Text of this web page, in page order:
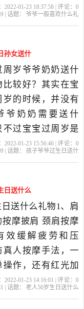
，但是一定有一份
，鞋子，保健品
，这样你爷爷是肯
欢的，而且也是比
礼物的。送爷爷
2022-01-23 18:37:58 | 评论： 0
| 话题：
爷爷一般喜欢什么礼
孙女送什
周岁爷爷奶奶送什
比较好？其实在宝
岁的时候，并没有
爷奶奶需要送什
不过宝宝过周岁是
开心的事情，如果
西。 在懒妈妈这
些爷爷奶奶比较阔
比较疼爱宝宝，在
的时候会大摆
2022-01-23 15:56:46 | 评论： 0
| 话题：
孩子爷爷过生日送什
日送什么
日送什么礼物1、肩
按摩披肩 颈肩按摩
效缓解疲劳和压
真人按摩手法，一
操作，还有红光加
功能，孝敬父母、
2022-01-23 14:16:01 | 评论： 0
| 话题：
老人50岁生日送什么